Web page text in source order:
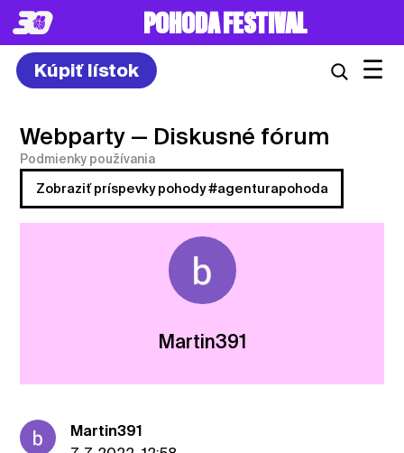
POHODA FESTIVAL
Kúpiť lístok ☰
Webparty — Diskusné fórum
Podmienky používania
Zobraziť príspevky pohody #agenturapohoda
Martin391
Martin391